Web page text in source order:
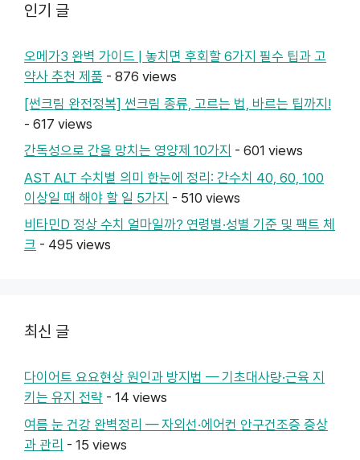
인기 글
오메가3 완벽 가이드 | 놓치면 후회할 6가지 필수 팁과 고
약사 추천 제품 - 876 views
[썬크림 완전정복] 썬크림 종류, 고르는 법, 바르는 팁까지!
- 617 views
간독성으로 간을 망치는 영양제 10가지 - 601 views
AST ALT 수치별 의미 한눈에 정리: 간수치 40, 60, 100
이상일 때 해야 할 일 5가지 - 510 views
비타민D 정상 수치 얼마일까? 연령별·성별 기준 및 팩트 체
크 - 495 views
최신 글
다이어트 요요현상 원인과 방지법 — 기초대사량·근육 지
키는 유지 전략 - 14 views
여름 눈 건강 완벽정리 — 자외선·에어컨 안구건조증 증상
과 관리 - 15 views